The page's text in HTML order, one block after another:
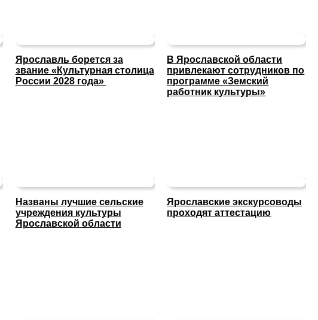
Ярославль борется за
звание «Культурная столица
России 2028 года»
В Ярославской области
привлекают сотрудников по
программе «Земский
работник культуры»
Названы лучшие сельские
учреждения культуры
Ярославской области
Ярославские экскурсоводы
проходят аттестацию